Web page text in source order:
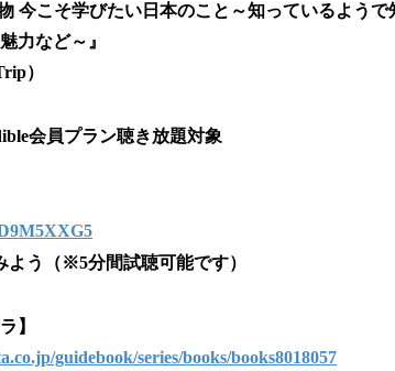
今こそ学びたい日本のこと～知っているようで
力など～』
）
会員プラン聴き放題対象
よう（※5分間試聴可能です）
】
guidebook/series/books/books8018057